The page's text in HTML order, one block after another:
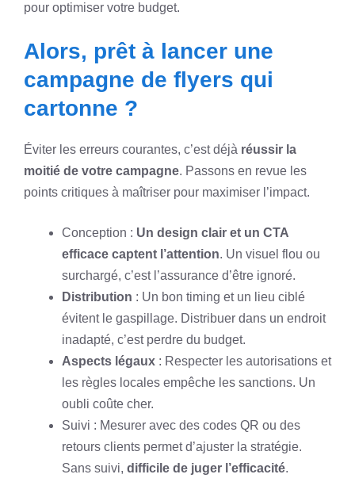
pour optimiser votre budget.
Alors, prêt à lancer une
campagne de flyers qui
cartonne ?
Éviter les erreurs courantes, c’est déjà réussir la
moitié de votre campagne. Passons en revue les
points critiques à maîtriser pour maximiser l’impact.
Conception : Un design clair et un CTA
efficace captent l’attention. Un visuel flou ou
surchargé, c’est l’assurance d’être ignoré.
Distribution : Un bon timing et un lieu ciblé
évitent le gaspillage. Distribuer dans un endroit
inadapté, c’est perdre du budget.
Aspects légaux : Respecter les autorisations et
les règles locales empêche les sanctions. Un
oubli coûte cher.
Suivi : Mesurer avec des codes QR ou des
retours clients permet d’ajuster la stratégie.
Sans suivi, difficile de juger l’efficacité.